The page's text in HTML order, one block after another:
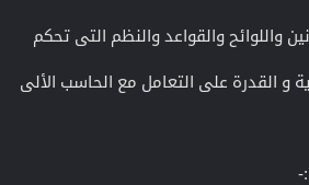
واللوائح والقواعد والنظم التى تحكم
و القدرة على التعامل مع الحاسب الألى
:-